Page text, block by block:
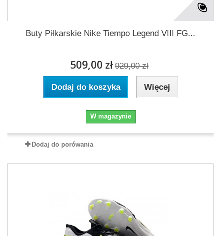
Buty Piłkarskie Nike Tiempo Legend VIII FG...
509,00 zł 929,00 zł
Dodaj do koszyka Więcej
W magazynie
Dodaj do porówania